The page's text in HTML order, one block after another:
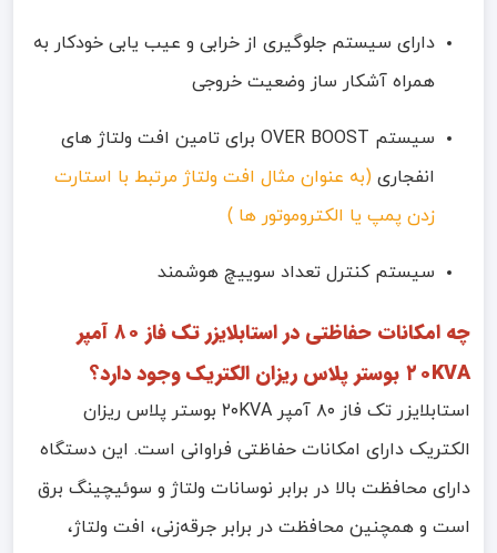
دارای سیستم جلوگیری از خرابی و عیب یابی خودکار به
همراه آشکار ساز وضعیت خروجی
سیستم OVER BOOST برای تامین افت ولتاژ های
انفجاری (به عنوان مثال افت ولتاژ مرتبط با استارت
زدن پمپ یا الکتروموتور ها )
سیستم کنترل تعداد سوییچ هوشمند
چه امکانات حفاظتی در استابلایزر تک فاز ۸۰ آمپر
۲۰KVA بوستر پلاس ریزان الکتریک وجود دارد؟
استابلایزر تک فاز ۸۰ آمپر ۲۰KVA بوستر پلاس ریزان
الکتریک دارای امکانات حفاظتی فراوانی است. این دستگاه
دارای محافظت بالا در برابر نوسانات ولتاژ و سوئیچینگ برق
است و همچنین محافظت در برابر جرقه‌زنی، افت ولتاژ،